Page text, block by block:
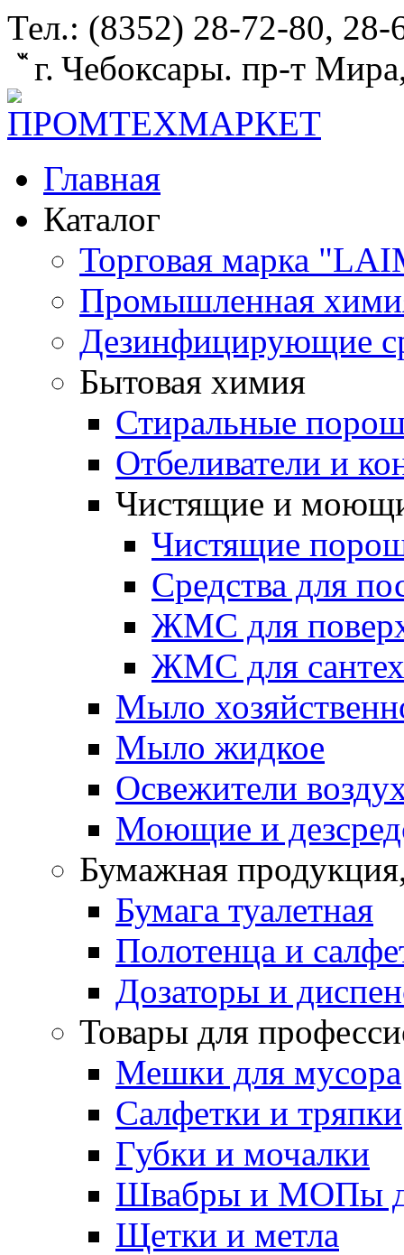
Тел.: (8352) 28-72-80,
г. Чебоксары. пр-т
Главная
Каталог
Торговая марка
Промышленная
Дезинфицирующие
Бытовая химия
Стиральные
Отбеливатели и
Чистящие и
Чистящие
Средства для
ЖМС для
ЖМС для
Мыло
Мыло жидкое
Освежители
Моющие и
Бумажная
Бумага туалетная
Полотенца и
Дозаторы и
Товары для
Мешки для мусора
Салфетки и тряпки
Губки и мочалки
Швабры и МОПы
Щетки и метла